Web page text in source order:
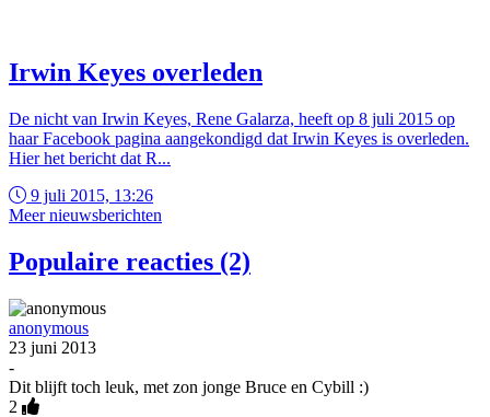
Irwin Keyes overleden
De nicht van Irwin Keyes, Rene Galarza, heeft op 8 juli 2015 op
haar Facebook pagina aangekondigd dat Irwin Keyes is overleden.
Hier het bericht dat R...
9 juli 2015, 13:26
Meer nieuwsberichten
Populaire reacties (2)
anonymous
23 juni 2013
-
Dit blijft toch leuk, met zon jonge Bruce en Cybill :)
2